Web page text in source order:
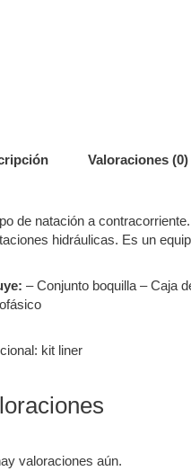
Valoraciones (0)
de natación a
hidráulicas. Es un
– Conjunto boquilla – Caja
kit liner
valoraciones aún.